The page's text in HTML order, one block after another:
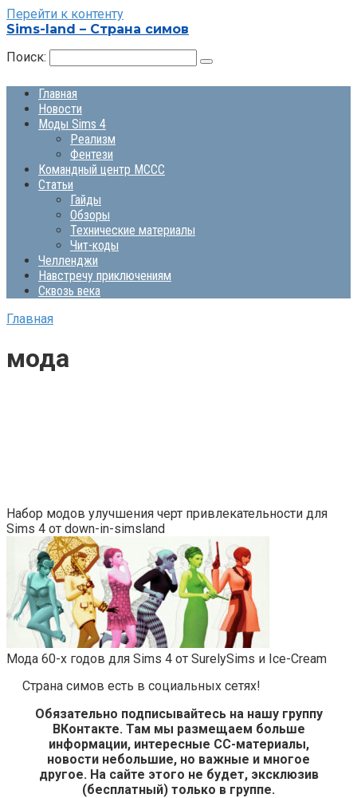
Перейти к контенту
Sims-land – Страна симов
Поиск:
Главная
Новости
Моды Sims 4
Реализм
Фентези
Командный центр MCCC
Статьи
Гайды
Обзоры
Технические материалы
Чит-коды
Челленджи
Навстречу приключениям
Сквозь века
Главная
мода
Набор модов улучшения черт привлекательности для
Sims 4 от down-in-simsland
Мода 60-х годов для Sims 4 от SurelySims и Ice-Cream
Страна симов есть в социальных сетях!
Обязательно подписывайтесь на нашу группу
ВКонтакте. Там мы размещаем больше
информации, интересные СС-материалы,
новости небольшие, но важные и многое
другое. На сайте этого не будет, эксклюзив
(бесплатный) только в группе.